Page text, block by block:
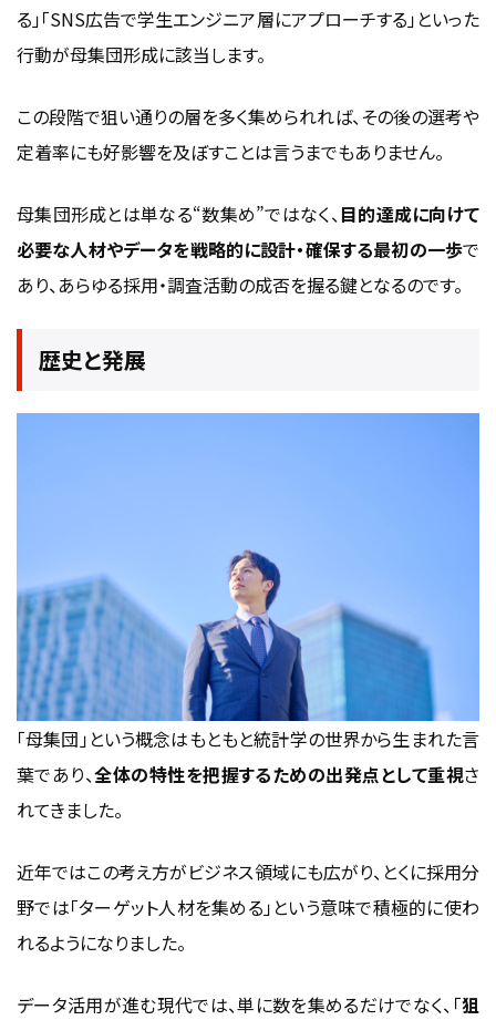
る」「SNS広告で学生エンジニア層にアプローチする」といった
行動が母集団形成に該当します。
この段階で狙い通りの層を多く集められれば、その後の選考や
定着率にも好影響を及ぼすことは言うまでもありません。
母集団形成とは単なる“数集め”ではなく、 目的達成に向けて
必要な人材やデータを戦略的に設計・確保する最初の一歩で
あり、あらゆる採用・調査活動の成否を握る鍵となるのです。
歴史と発展
「母集団」という概念はもともと統計学の世界から生まれた言
葉であり、全体の特性を把握するための出発点として重視さ
れてきました。
近年ではこの考え方がビジネス領域にも広がり、とくに採用分
野では「ターゲット人材を集める」という意味で積極的に使わ
れるようになりました。
データ活用が進む現代では、単に数を集めるだけでなく、「狙